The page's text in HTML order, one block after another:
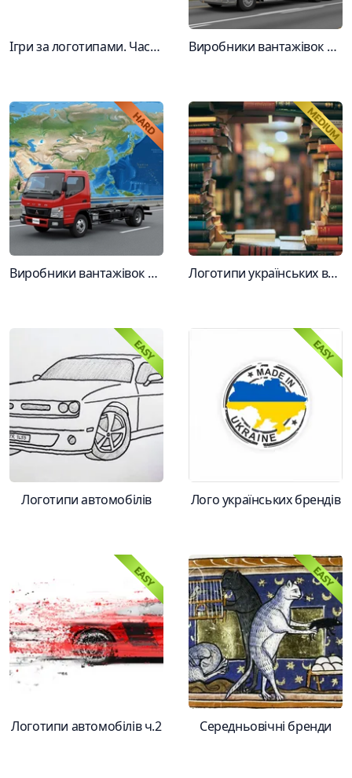
Ігри за логотипами. Частина 5иня Виробники вантажівок Північної Америки за лого
Виробники вантажівок з Азії за лого Логотипи українських видавництв
Логотипи автомобілів Лого українських брендів
Логотипи автомобілів ч.2 Середньовічні бренди